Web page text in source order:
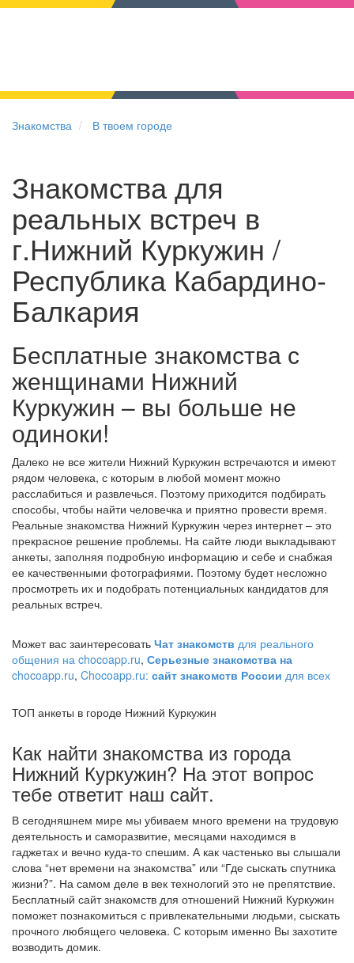
Знакомства В твоем городе
Знакомства для
реальных встреч в
г.Нижний Куркужин /
Республика Кабардино-
Балкария
Бесплатные знакомства с
женщинами Нижний
Куркужин – вы больше не
одиноки!
Далеко не все жители Нижний Куркужин встречаются и имеют
рядом человека, с которым в любой момент можно
расслабиться и развлечься. Поэтому приходится подбирать
способы, чтобы найти человечка и приятно провести время.
Реальные знакомства Нижний Куркужин через интернет – это
прекрасное решение проблемы. На сайте люди выкладывают
анкеты, заполняя подробную информацию и себе и снабжая
ее качественными фотографиями. Поэтому будет несложно
просмотреть их и подобрать потенциальных кандидатов для
реальных встреч.
Может вас заинтересовать Чат знакомств для реального
общения на chocoapp.ru, Серьезные знакомства на
chocoapp.ru, Chocoapp.ru: сайт знакомств России для всех
ТОП анкеты в городе Нижний Куркужин
Как найти знакомства из города
Нижний Куркужин? На этот вопрос
тебе ответит наш сайт.
В сегодняшнем мире мы убиваем много времени на трудовую
деятельность и саморазвитие, месяцами находимся в
гаджетах и вечно куда-то спешим. А как частенько вы слышали
слова “нет времени на знакомства” или “Где сыскать спутника
жизни?”. На самом деле в век технологий это не препятствие.
Бесплатный сайт знакомств для отношений Нижний Куркужин
поможет познакомиться с привлекательными людьми, сыскать
прочного любящего человека. С которым именно Вы захотите
возводить домик.